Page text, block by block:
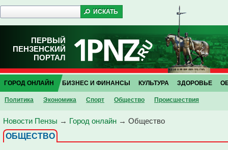
ПЕРВЫЙ
ПЕНЗЕНСКИЙ
ПОРТАЛ
ГОРОД ОНЛАЙН
Политика Экономика Спорт Общество Проиcшествия
БИЗНЕС И ФИНАНСЫ КУЛЬТУРА ЗДОРОВЬЕ
Новости Пензы → Город онлайн → Общество
ОБЩЕСТВО